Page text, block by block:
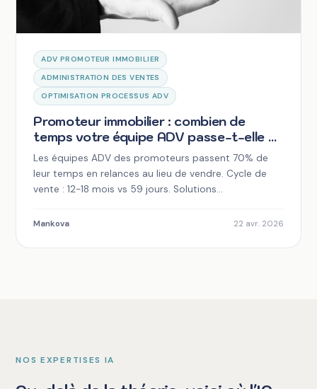
ADV PROMOTEUR IMMOBILIER
ADMINISTRATION DES VENTES
OPTIMISATION PROCESSUS ADV
Promoteur immobilier : combien de
temps votre équipe ADV passe-t-elle à
relancer au lieu de vendre ?
Les équipes ADV des promoteurs passent 70% de
leur temps en relances au lieu de vendre. Cycle de
vente : 12-18 mois vs 59 jours. Solutions
Mankova 22 avr. 2026
NOS EXPERTISES IA